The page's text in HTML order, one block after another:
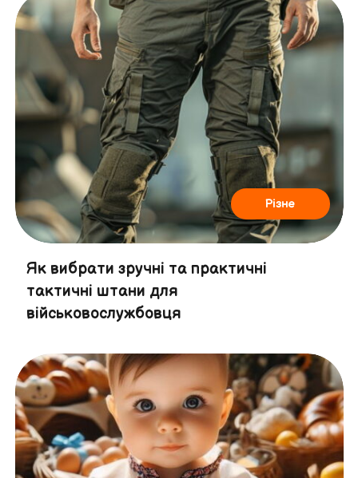
Різне
Як вибрати зручні та практичні
тактичні штани для
військовослужбовця